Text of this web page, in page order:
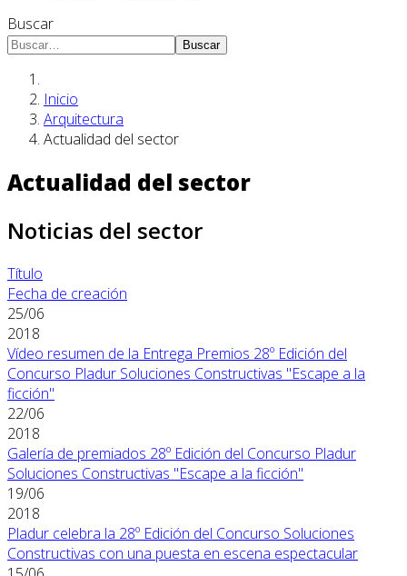
Buscar
Buscar
Inicio
Arquitectura
Actualidad del sector
Actualidad del sector
Noticias del sector
Título
Fecha de creación
25/06
2018
Vídeo resumen de la Entrega Premios 28º Edición del
Concurso Pladur Soluciones Constructivas "Escape a la
ficción"
22/06
2018
Galería de premiados 28º Edición del Concurso Pladur
Soluciones Constructivas "Escape a la ficción"
19/06
2018
Pladur celebra la 28º Edición del Concurso Soluciones
Constructivas con una puesta en escena espectacular